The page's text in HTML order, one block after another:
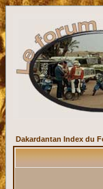
Dakardantan Index du